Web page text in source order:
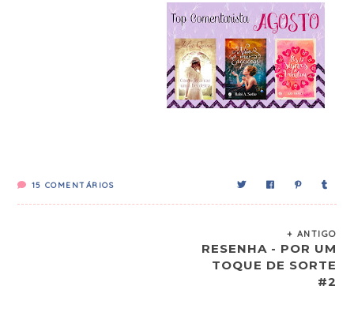
15 COMENTÁRIOS
+ ANTIGO
RESENHA - POR UM
TOQUE DE SORTE
#2